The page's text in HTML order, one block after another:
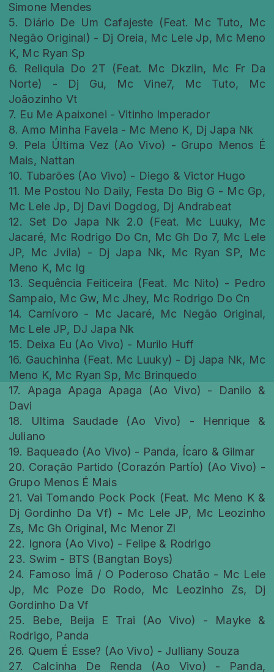
Simone Mendes
5. Diário De Um Cafajeste (Feat. Mc Tuto, Mc
Negão Original) - Dj Oreia, Mc Lele Jp, Mc Meno
K, Mc Ryan Sp
6. Reliquia Do 2T (Feat. Mc Dkziin, Mc Fr Da
Norte) - Dj Gu, Mc Vine7, Mc Tuto, Mc
Joãozinho Vt
7. Eu Me Apaixonei - Vitinho Imperador
8. Amo Minha Favela - Mc Meno K, Dj Japa Nk
9. Pela Última Vez (Ao Vivo) - Grupo Menos É
Mais, Nattan
10. Tubarões (Ao Vivo) - Diego & Victor Hugo
11. Me Postou No Daily, Festa Do Big G - Mc Gp,
Mc Lele Jp, Dj Davi Dogdog, Dj Andrabeat
12. Set Do Japa Nk 2.0 (Feat. Mc Luuky, Mc
Jacaré, Mc Rodrigo Do Cn, Mc Gh Do 7, Mc Lele
JP, Mc Jvila) - Dj Japa Nk, Mc Ryan SP, Mc
Meno K, Mc Ig
13. Sequência Feiticeira (Feat. Mc Nito) - Pedro
Sampaio, Mc Gw, Mc Jhey, Mc Rodrigo Do Cn
14. Carnívoro - Mc Jacaré, Mc Negão Original,
Mc Lele JP, DJ Japa Nk
15. Deixa Eu (Ao Vivo) - Murilo Huff
16. Gauchinha (Feat. Mc Luuky) - Dj Japa Nk, Mc
Meno K, Mc Ryan Sp, Mc Brinquedo
17. Apaga Apaga Apaga (Ao Vivo) - Danilo &
Davi
18. Ultima Saudade (Ao Vivo) - Henrique &
Juliano
19. Baqueado (Ao Vivo) - Panda, Ícaro & Gilmar
20. Coração Partido (Corazón Partío) (Ao Vivo) -
Grupo Menos É Mais
21. Vai Tomando Pock Pock (Feat. Mc Meno K &
Dj Gordinho Da Vf) - Mc Lele JP, Mc Leozinho
Zs, Mc Gh Original, Mc Menor Zl
22. Ignora (Ao Vivo) - Felipe & Rodrigo
23. Swim - BTS (Bangtan Boys)
24. Famoso Ímã / O Poderoso Chatão - Mc Lele
Jp, Mc Poze Do Rodo, Mc Leozinho Zs, Dj
Gordinho Da Vf
25. Bebe, Beija E Trai (Ao Vivo) - Mayke &
Rodrigo, Panda
26. Quem É Esse? (Ao Vivo) - Julliany Souza
27. Calcinha De Renda (Ao Vivo) - Panda,